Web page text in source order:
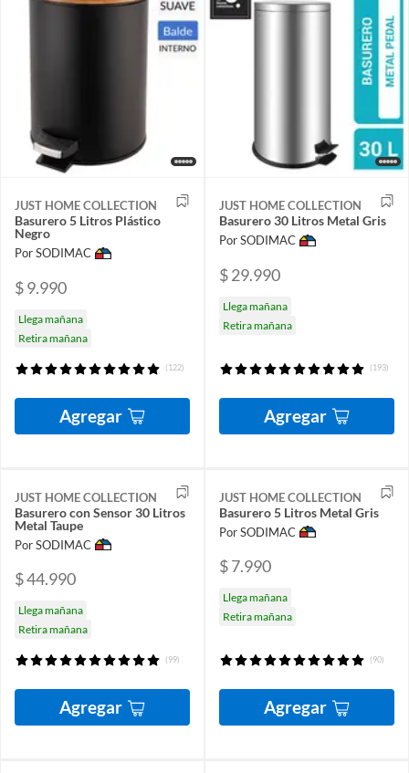
JUST HOME COLLECTION
Basurero 5 Litros Plástico
Negro
Por SODIMAC
$ 9.990
Llega mañana
Retira mañana
(122)
Agregar
JUST HOME COLLECTION
Basurero 30 Litros Metal Gris
Por SODIMAC
$ 29.990
Llega mañana
Retira mañana
(193)
Agregar
JUST HOME COLLECTION
Basurero con Sensor 30 Litros
Metal Taupe
Por SODIMAC
$ 44.990
Llega mañana
Retira mañana
(99)
Agregar
JUST HOME COLLECTION
Basurero 5 Litros Metal Gris
Por SODIMAC
$ 7.990
Llega mañana
Retira mañana
(90)
Agregar